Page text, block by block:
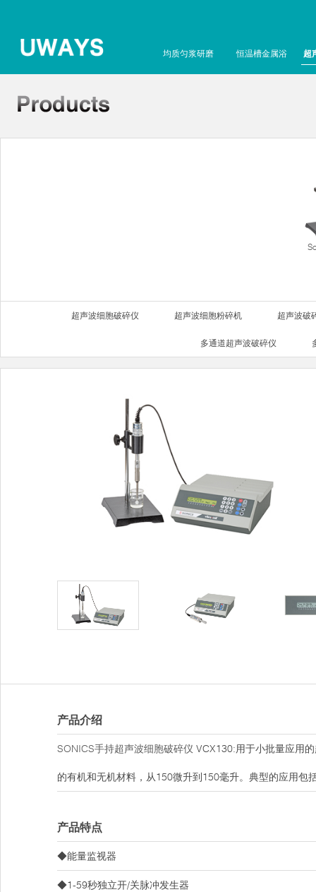
均质匀浆研磨 恒温槽金属浴 超
超声波细胞破碎仪 超声波细胞粉碎机 超声波破
多通道超声波破碎仪
产品介绍
SONICS手持超声波细胞破碎仪 VCX130:用于小批量应用
的有机和无机材料，从150微升到150毫升。典型的应用
产品特点
◆能量监视器
◆1-59秒独立开/关脉冲发生器